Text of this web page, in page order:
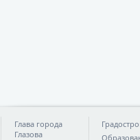
Глава города
Глазова